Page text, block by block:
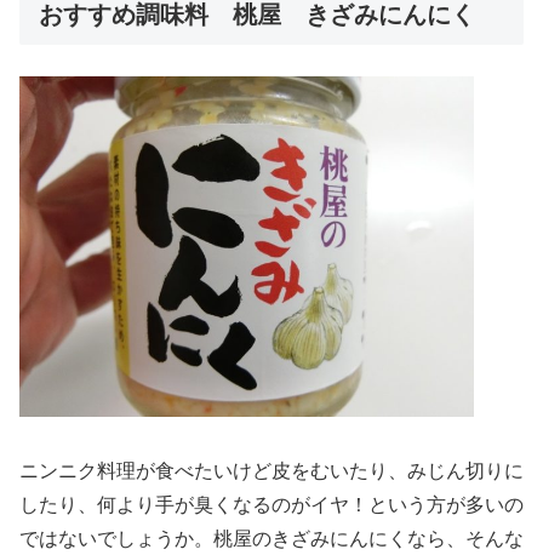
おすすめ調味料 桃屋 きざみにんにく
ニンニク料理が食べたいけど皮をむいたり、みじん切りに
したり、何より手が臭くなるのがイヤ！という方が多いの
ではないでしょうか。桃屋のきざみにんにくなら、そんな